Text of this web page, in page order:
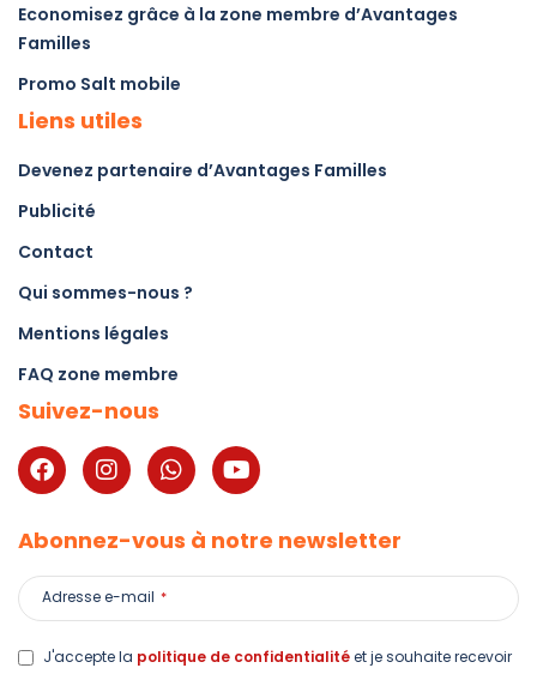
Economisez grâce à la zone membre d’Avantages
Familles
Promo Salt mobile
Liens utiles
Devenez partenaire d’Avantages Familles
Publicité
Contact
Qui sommes-nous ?
Mentions légales
FAQ zone membre
Suivez-nous
Abonnez-vous à notre newsletter
Adresse e-mail *
J'accepte la politique de confidentialitéet je souhaite recevoir